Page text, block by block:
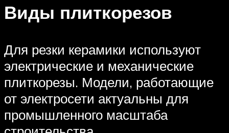
Виды плиткорезов
Для резки керамики используют
электрические и механические
плиткорезы. Модели, работающие
от электросети актуальны для
промышленного масштаба